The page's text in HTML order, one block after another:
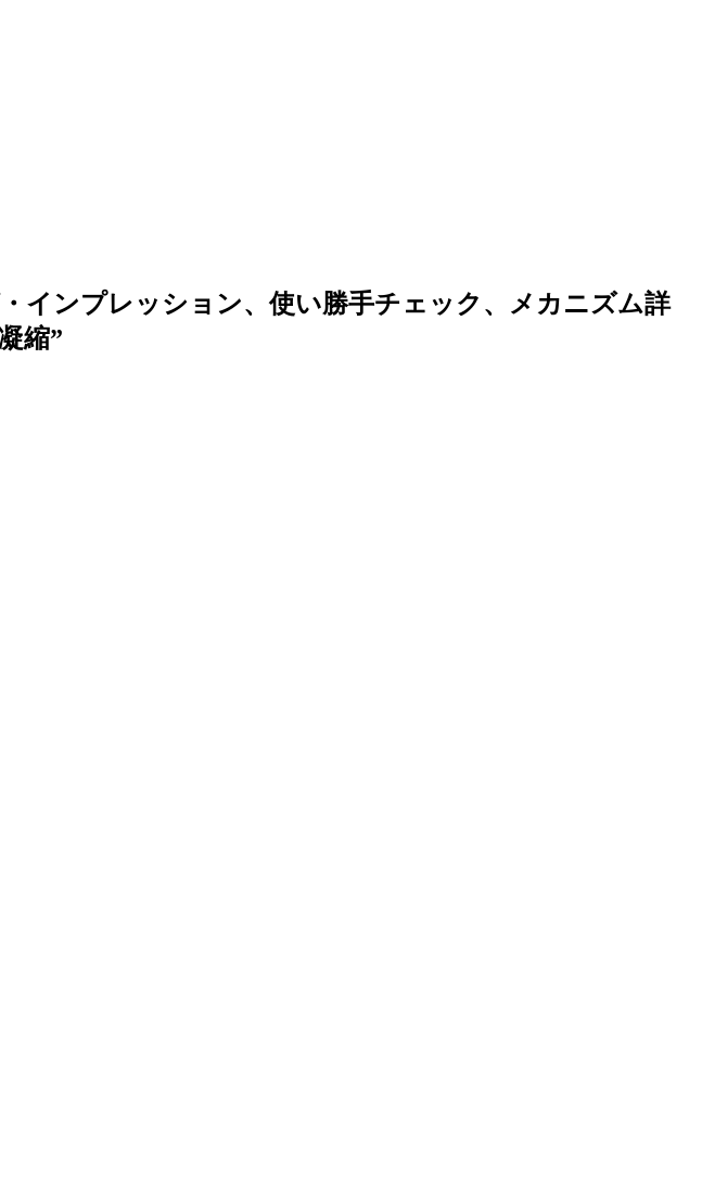
インプレッション、使い勝手チェック、メカニズム詳
縮”